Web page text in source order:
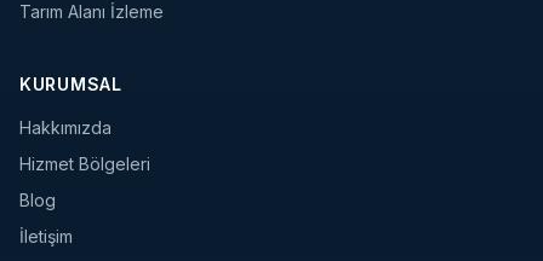
Tarım Alanı İzleme
KURUMSAL
Hakkımızda
Hizmet Bölgeleri
Blog
İletişim